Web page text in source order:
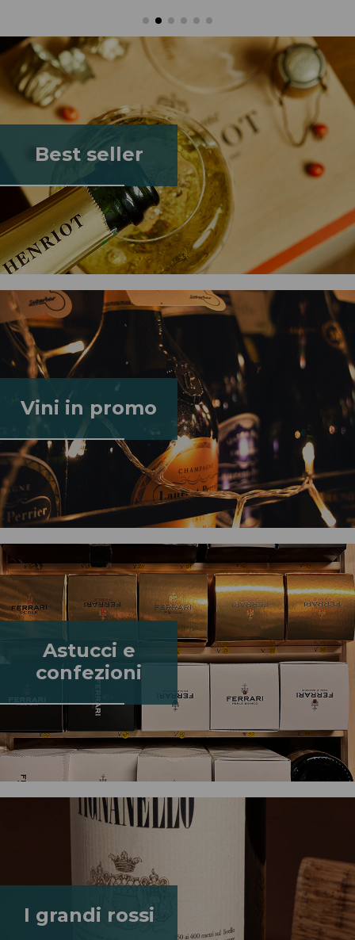
Best seller
Vini in promo
Astucci e
confezioni
I grandi rossi